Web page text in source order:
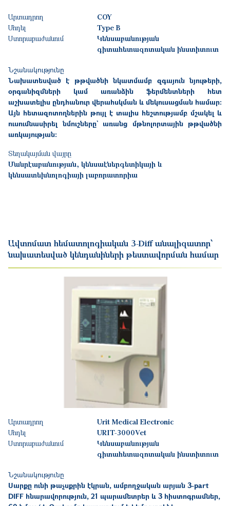
Արտադրող
COY
Մոդել
Type B
Ստորաբաժանում
Կենսաբանության
գիտահետազոտական ինստիտուտ
Նշանակությունը
Նախատեսված է թթվածնի նկատմամբ զգայուն նյութերի,
օրգանիզմների կամ առանձին ֆերմենտների հետ
աշխատելիս ընդհանուր վերահսկման և մեկուսացման համար:
Այն հետազոտողներին թույլ է տալիս հեշտությամբ մշակել և
ուսումնասիրել նմուշները` առանց մթնոլորտային թթվածնի
առկայության:
Տեղակայման վայրը
Մանրէաբանության, կենսաէներգետիկայի և
կենսատեխնոլոգիայի լաբորատորիա
Ավտոմատ հեմատոլոգիական 3-Diff անալիզատոր՝
նախատեսված կենդանիների թեստավորման համար
Արտադրող
Urit Medical Electronic
Մոդել
URIT-3000Vet
Ստորաբաժանում
Կենսաբանության
գիտահետազոտական ինստիտուտ
Նշանակությունը
Սարքը ունի թաչսքրին էկրան, ամբողջական արյան 3-part
DIFF հնարավորություն, 21 պարամետրեր և 3 հիստոգրամներ,